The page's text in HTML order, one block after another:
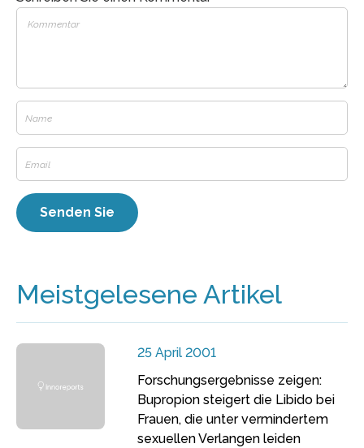
Meistgelesene Artikel
25 April 2001
Forschungsergebnisse zeigen:
Bupropion steigert die Libido bei
Frauen, die unter vermindertem
sexuellen Verlangen leiden